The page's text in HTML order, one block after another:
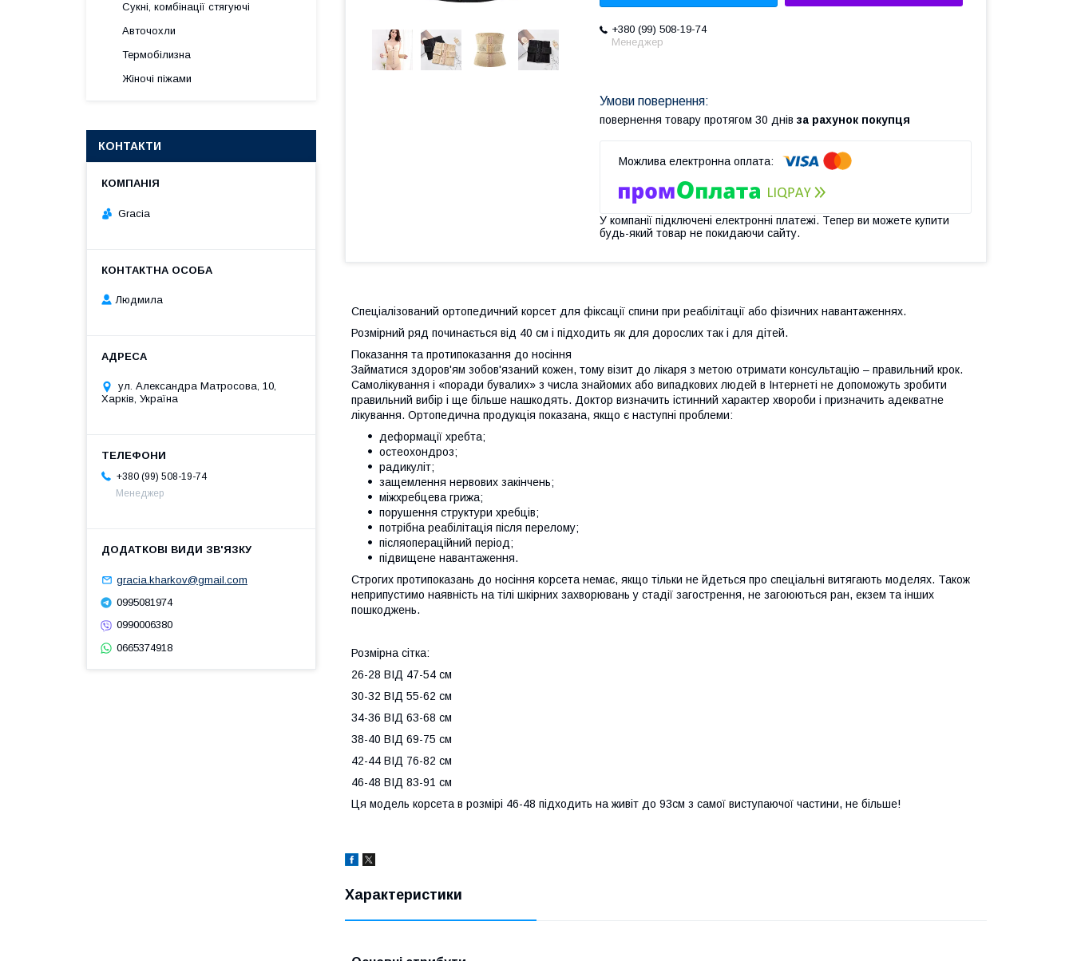
+380 (99) 508-19-74
Менеджер
повернення товару протягом 30 днів за рахунок покупця
У компанії підключені електронні платежі. Тепер ви можете купити
будь-який товар не покидаючи сайту.
Спеціалізований ортопедичний корсет для фіксації спини при реабілітації або фізичних навантаженнях.
Розмірний ряд починається від 40 см і підходить як для дорослих так і для дітей.
Показання та протипоказання до носіння
Займатися здоров'ям зобов'язаний кожен, тому візит до лікаря з метою отримати консультацію – правильний крок.
Самолікування і «поради бувалих» з числа знайомих або випадкових людей в Інтернеті не допоможуть зробити
правильний вибір і ще більше нашкодять. Доктор визначить істинний характер хвороби і призначить адекватне
лікування. Ортопедична продукція показана, якщо є наступні проблеми:
деформації хребта;
остеохондроз;
радикуліт;
защемлення нервових закінчень;
міжхребцева грижа;
порушення структури хребців;
потрібна реабілітація після перелому;
післяопераційний період;
підвищене навантаження.
Строгих протипоказань до носіння корсета немає, якщо тільки не йдеться про спеціальні витягають моделях. Також
неприпустимо наявність на тілі шкірних захворювань у стадії загострення, не загоюються ран, екзем та інших
пошкоджень.
Розмірна сітка:
26-28 ВІД 47-54 см
30-32 ВІД 55-62 см
34-36 ВІД 63-68 см
38-40 ВІД 69-75 см
42-44 ВІД 76-82 см
46-48 ВІД 83-91 см
Ця модель корсета в розмірі 46-48 підходить на живіт до 93см з самої виступаючої частини, не більше!
Характеристики
Сукні, комбінації стягуючі
Авточохли
Термобілизна
Жіночі піжами
КОНТАКТИ
Gracia
Людмила
ул. Александра Матросова, 10,
Харків, Україна
+380 (99) 508-19-74
Менеджер
gracia.kharkov@gmail.com
0995081974
0990006380
0665374918